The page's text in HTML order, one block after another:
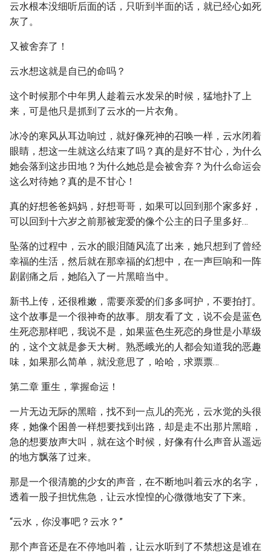
云水根本没细听后面的话，只听到半面的话，就已经心如死
灰了。
又被舍弃了！
云水想这就是自已的命吗？
这个时候那个中年男人趁着云水发呆的时候，猛地扑了上
来，可是他只是抓到了云水的一片衣角。
冰冷的寒风从耳边响过，就好像死神的召唤一样，云水闭着
眼睛，想这一生就这么结束了吗？真的是好不甘心，为什么
她会落到这步田地？为什么她总是会被舍弃？为什么命运会
这么对待她？真的是不甘心！
真的好想爸爸妈妈，好想哥哥，如果可以回到那个家多好，
可以回到十六岁之前那被宠爱的像个公主的日子里多好…
坠落的过程中，云水的眼泪随风流了出来，她只想到了曾经
幸福的生活，然后就在那幸福的幻想中，在一声巨响和一阵
剧剧痛之后，她陷入了一片黑暗当中。
新书上传，还很稚嫩，需要亲爱的们多多呵护，不要拍打。
这个故事是一个很神奇的故事。朋友看了文，说不会是蓝色
生死恋那样吧，我说不是，如果蓝色生死恋的身世是小草级
的，这个文就是参天大树。熟悉峨光的人都会知道我的恶趣
味，如果那么简单，就没意思了，哈哈，求票票…
第二章 重生，掌握命运！
一片无边无际的黑暗，找不到一点儿的亮光，云水觉的头很
疼，她像个困兽一样想要找到出路，却是走不出那片黑暗，
急的想要放声大叫，就在这个时候，好像有什么声音从遥远
的地方飘落了过来。
那是一个很清脆的少女的声音，在不断地叫着云水的名字，
透着一股子担忧焦急，让云水惶惶的心微微地安了下来。
“云水，你没事吧？云水？”
那个声音还是在不停地叫着，让云水听到了不禁想这是谁在